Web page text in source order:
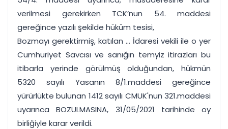
verilmesi gerekirken TCK’nun 54. maddesi
gereğince yazılı şekilde hüküm tesisi,
Bozmayı gerektirmiş, katılan ... İdaresi vekili ile o yer
Cumhuriyet Savcısı ve sanığın temyiz itirazları bu
itibarla yerinde görülmüş olduğundan, hükmün
5320 sayılı Yasanın 8/1.maddesi gereğince
yürürlükte bulunan 1412 sayılı CMUK'nun 321.maddesi
uyarınca BOZULMASINA, 31/05/2021 tarihinde oy
birliğiyle karar verildi.